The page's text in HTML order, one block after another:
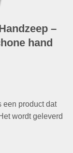
–
hand
een product dat
wordt geleverd